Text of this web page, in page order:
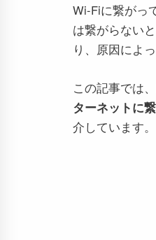
Wi-Fiに繋がっ
は繋がらない
り、原因によ
この記事では、
ターネットに
介しています。